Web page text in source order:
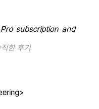
subscription and
한 후기